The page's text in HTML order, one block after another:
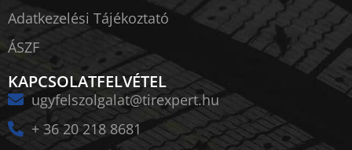
Adatkezelési Tájékoztató
ÁSZF
KAPCSOLATFELVÉTEL
ugyfelszolgalat@tirexpert.hu
+ 36 20 218 8681